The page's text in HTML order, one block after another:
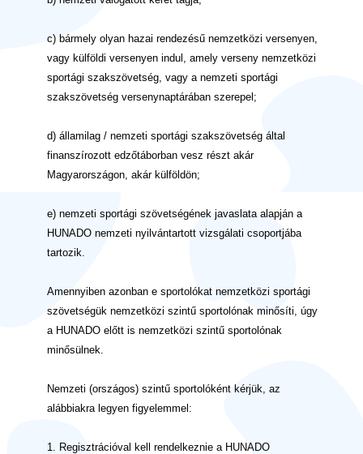
c) bármely olyan hazai rendezésű nemzetközi versenyen,
vagy külföldi versenyen indul, amely verseny nemzetközi
sportági szakszövetség, vagy a nemzeti sportági
szakszövetség versenynaptárában szerepel;
d) államilag / nemzeti sportági szakszövetség által
finanszírozott edzőtáborban vesz részt akár
Magyarországon, akár külföldön;
e) nemzeti sportági szövetségének javaslata alapján a
HUNADO nemzeti nyilvántartott vizsgálati csoportjába
tartozik.
Amennyiben azonban e sportolókat nemzetközi sportági
szövetségük nemzetközi szintű sportolónak minősíti, úgy
a HUNADO előtt is nemzetközi szintű sportolónak
minősülnek.
Nemzeti (országos) szintű sportolóként kérjük, az
alábbiakra legyen figyelemmel:
1. Regisztrációval kell rendelkeznie a HUNADO